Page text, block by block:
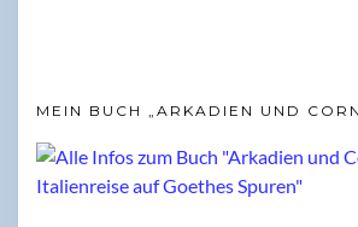
MEIN BUCH „ARKADIEN UND